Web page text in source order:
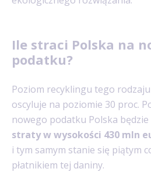
Ile straci Polska na
podatku?
Poziom recyklingu tego
oscyluje na poziomie 30 proc.
nowego podatku Polska
straty w wysokości 430 mln
i tym samym stanie się piątym
płatnikiem tej daniny.